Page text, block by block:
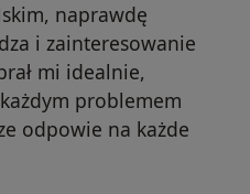
naprawdę
i zainteresowanie
mi idealnie,
problemem
odpowie na każde